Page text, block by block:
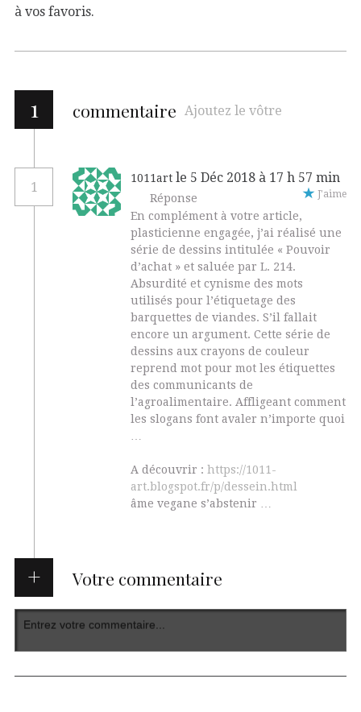
à vos favoris.
1 commentaire Ajoutez le vôtre
1
1011art le 5 Déc 2018 à 17 h 57 min
Réponse
En complément à votre article,
plasticienne engagée, j’ai réalisé une
série de dessins intitulée « Pouvoir
d’achat » et saluée par L. 214.
Absurdité et cynisme des mots
utilisés pour l’étiquetage des
barquettes de viandes. S’il fallait
encore un argument. Cette série de
dessins aux crayons de couleur
reprend mot pour mot les étiquettes
des communicants de
l’agroalimentaire. Affligeant comment
les slogans font avaler n’importe quoi
A découvrir : https://1011-
art.blogspot.fr/p/dessein.html
âme vegane s’abstenir …
J'aime
Votre commentaire